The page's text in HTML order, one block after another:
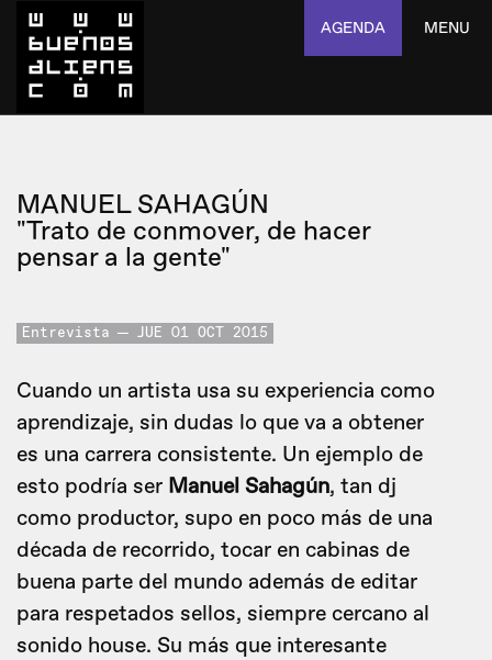
AGENDA MENU
MANUEL SAHAGÚN
"Trato de conmover, de hacer
pensar a la gente"
Entrevista JUE 01 OCT 2015
Cuando un artista usa su experiencia como
aprendizaje, sin dudas lo que va a obtener
es una carrera consistente. Un ejemplo de
esto podría ser Manuel Sahagún, tan dj
como productor, supo en poco más de una
década de recorrido, tocar en cabinas de
buena parte del mundo además de editar
para respetados sellos, siempre cercano al
sonido house. Su más que interesante